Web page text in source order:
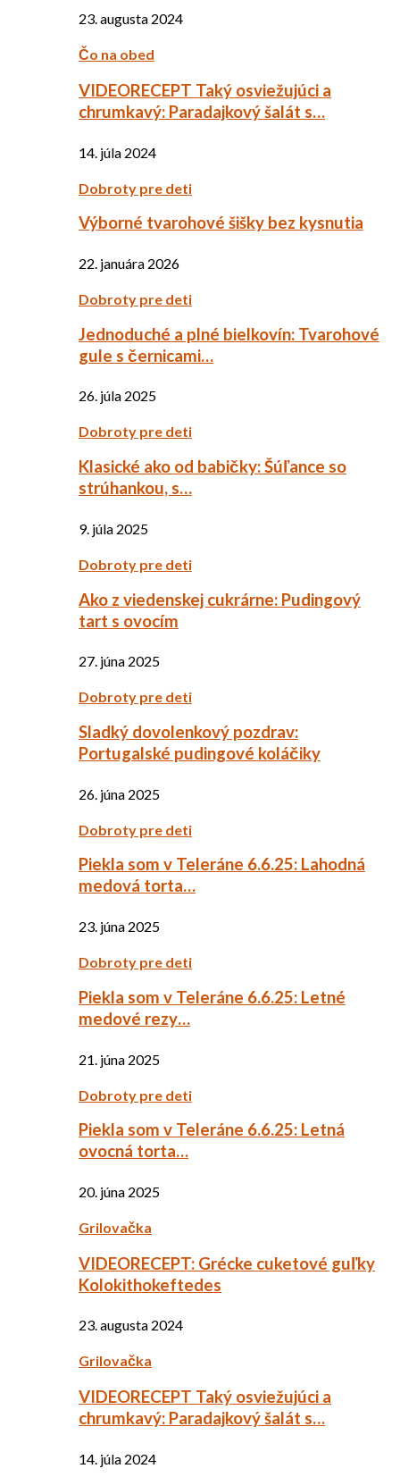
23. augusta 2024
Čo na obed
VIDEORECEPT Taký osviežujúci a
chrumkavý: Paradajkový šalát s…
14. júla 2024
Dobroty pre deti
Výborné tvarohové šišky bez kysnutia
22. januára 2026
Dobroty pre deti
Jednoduché a plné bielkovín: Tvarohové
gule s černicami…
26. júla 2025
Dobroty pre deti
Klasické ako od babičky: Šúľance so
strúhankou, s…
9. júla 2025
Dobroty pre deti
Ako z viedenskej cukrárne: Pudingový
tart s ovocím
27. júna 2025
Dobroty pre deti
Sladký dovolenkový pozdrav:
Portugalské pudingové koláčiky
26. júna 2025
Dobroty pre deti
Piekla som v Teleráne 6.6.25: Lahodná
medová torta…
23. júna 2025
Dobroty pre deti
Piekla som v Teleráne 6.6.25: Letné
medové rezy…
21. júna 2025
Dobroty pre deti
Piekla som v Teleráne 6.6.25: Letná
ovocná torta…
20. júna 2025
Grilovačka
VIDEORECEPT: Grécke cuketové guľky
Kolokithokeftedes
23. augusta 2024
Grilovačka
VIDEORECEPT Taký osviežujúci a
chrumkavý: Paradajkový šalát s…
14. júla 2024